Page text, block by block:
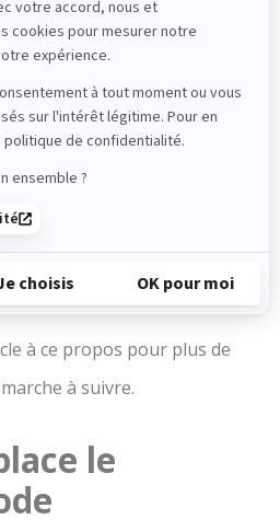
encore Universal Analytics
matter vous suggèrent de
vers Google
de maintenir le
d’audience et de
des bidding.
à ce propos pour plus de
à suivre.
le